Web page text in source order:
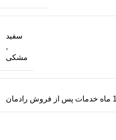
سفید
,
مشکی